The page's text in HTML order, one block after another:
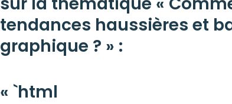
tendances haussières et
graphique ? » :
« `html